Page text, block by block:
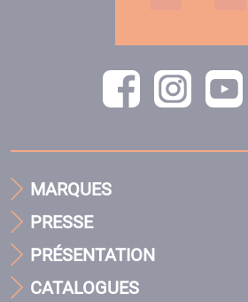
MARQUES
PRESSE
PRÉSENTATION
CATALOGUES